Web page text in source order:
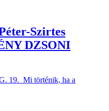
Szirtes
DZSONI
19. Mi történik, ha a